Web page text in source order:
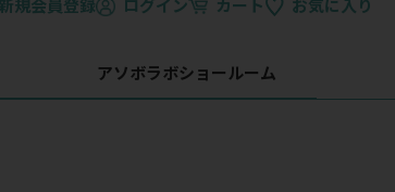
新規会員登録 ログイン カート お気に入り
アソボラボショールーム